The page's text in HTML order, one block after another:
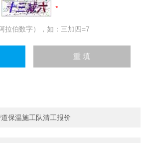
拉伯数字），如：三加四=7
保温施工队清工报价